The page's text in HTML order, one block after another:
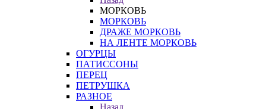
МОРКОВЬ
МОРКОВЬ
ДРАЖЕ МОРКОВЬ
НА ЛЕНТЕ МОРКОВЬ
ОГУРЦЫ
ПАТИССОНЫ
ПЕРЕЦ
ПЕТРУШКА
РАЗНОЕ
Назад